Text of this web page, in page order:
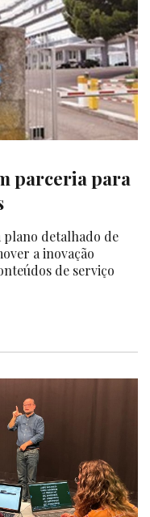
parceria para
plano detalhado de
a inovação
de serviço